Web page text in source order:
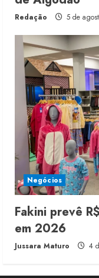
Redação 5 de
Negócios
Fakini prevê
em 2026
Jussara Maturo 4